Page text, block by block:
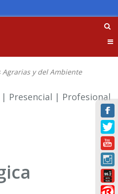
Agrarias y del Ambiente
| Presencial | Profesional